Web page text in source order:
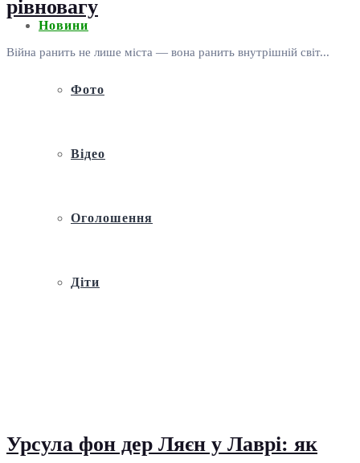
Новини
Фото
Відео
Оголошення
Діти
рівновагу
Війна ранить не лише міста — вона ранить внутрішній світ...
Урсула фон дер Ляєн у Лаврі: як